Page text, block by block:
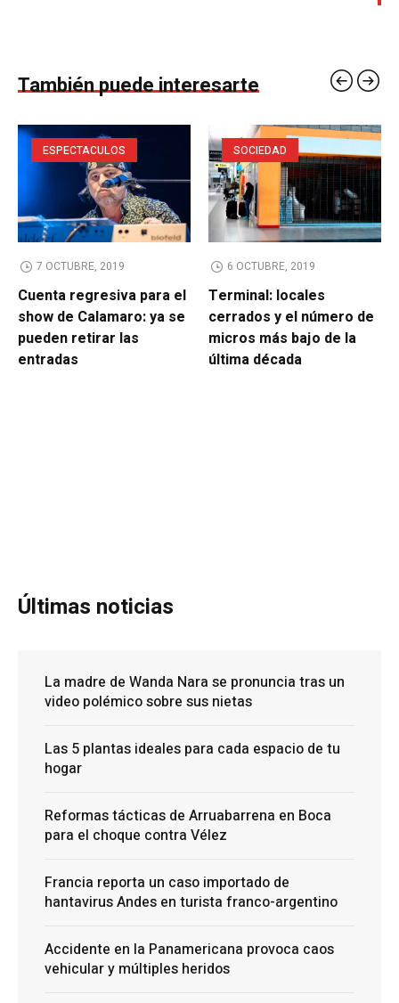
También puede interesarte
ESPECTACULOS
7 OCTUBRE, 2019
Cuenta regresiva para el
show de Calamaro: ya se
pueden retirar las
entradas
SOCIEDAD
6 OCTUBRE, 2019
Terminal: locales
cerrados y el número de
micros más bajo de la
última década
Últimas noticias
La madre de Wanda Nara se pronuncia tras un
video polémico sobre sus nietas
Las 5 plantas ideales para cada espacio de tu
hogar
Reformas tácticas de Arruabarrena en Boca
para el choque contra Vélez
Francia reporta un caso importado de
hantavirus Andes en turista franco-argentino
Accidente en la Panamericana provoca caos
vehicular y múltiples heridos